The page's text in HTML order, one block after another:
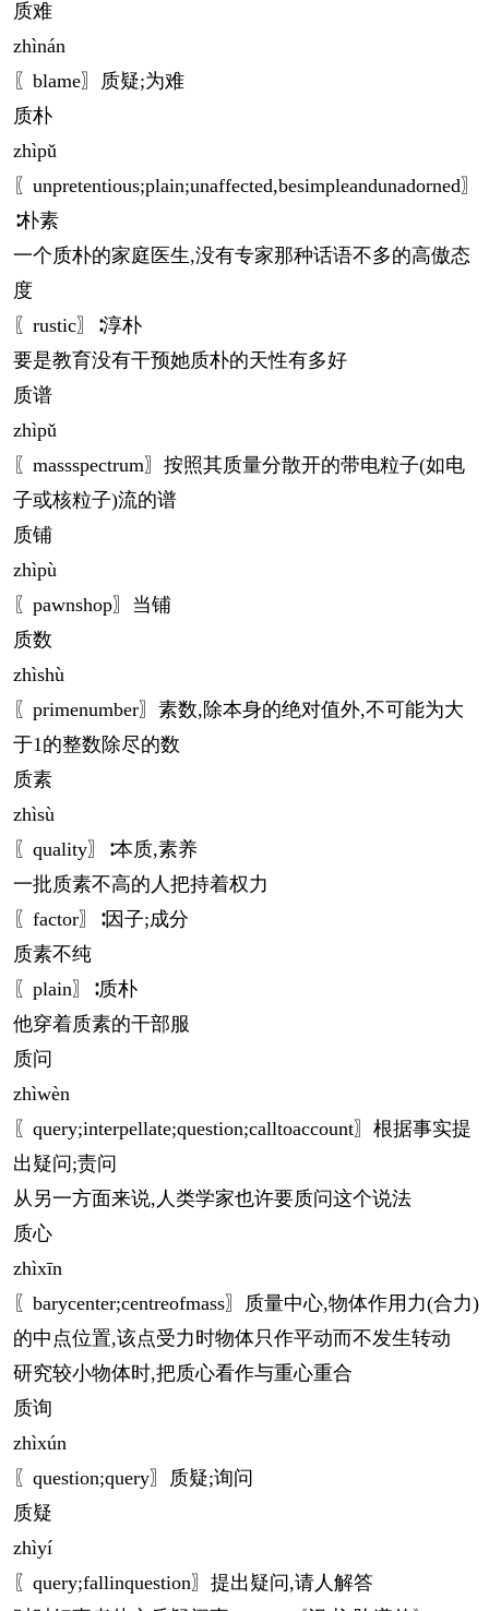
质难
zhìnán
〖blame〗质疑;为难
质朴
zhìpǔ
〖unpretentious;plain;unaffected,besimpleandunadorned〗
∶朴素
一个质朴的家庭医生,没有专家那种话语不多的高傲态
度
〖rustic〗∶淳朴
要是教育没有干预她质朴的天性有多好
质谱
zhìpǔ
〖massspectrum〗按照其质量分散开的带电粒子(如电
子或核粒子)流的谱
质铺
zhìpù
〖pawnshop〗当铺
质数
zhìshù
〖primenumber〗素数,除本身的绝对值外,不可能为大
于1的整数除尽的数
质素
zhìsù
〖quality〗∶本质,素养
一批质素不高的人把持着权力
〖factor〗∶因子;成分
质素不纯
〖plain〗∶质朴
他穿着质素的干部服
质问
zhìwèn
〖query;interpellate;question;calltoaccount〗根据事实提
出疑问;责问
从另一方面来说,人类学家也许要质问这个说法
质心
zhìxīn
〖barycenter;centreofmass〗质量中心,物体作用力(合力)
的中点位置,该点受力时物体只作平动而不发生转动
研究较小物体时,把质心看作与重心重合
质询
zhìxún
〖question;query〗质疑;询问
质疑
zhìyí
〖query;fallinquestion〗提出疑问,请人解答